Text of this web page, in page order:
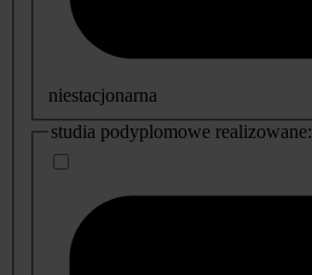
niestacjonarna
studia podyplomowe realizowane: